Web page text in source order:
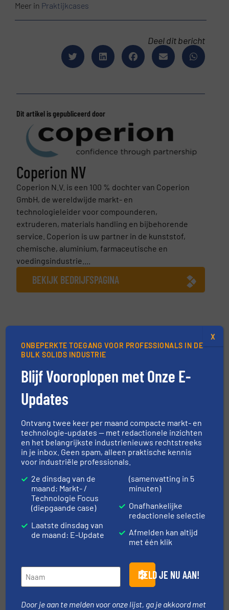
Meer in Praktijkcases
Deel dit bericht
Dit artikel is gepubliceerd door
Coperion NV
Coperion N.V. is een 100 % dochter van Coperion
GmbH, de wereldwijde markt- en
technologieleider voor compounderen,
extruderen, materials handling en bijbehorende
service. Coperion is uw partner in de kunststof,
chemische, aluminium, farmaceutische en
voedingsindustrie....
BEKIJK BEDRIJFSPAGINA
12 december 2025
Infographic: Overschakelen naar een
continu extrusieproces bij de productie van
batterijmassa’s
31 mei 2024
ZSK 18 MEGAlab-extruder
17 mei 2024
Coperion ontwikkelt ZSK FilCo-systeem
voor PCR en polymeerrecycling
3 mei 2024
Plastics Recycling: Gedaan met
onaangename geuren
Gerelateerde berichten
Innovatieve poederverwerking
voor continue farmaceutische
ONBEPERKTE TOEGANG VOOR PROFESSIONALS IN DE
BULK SOLIDS INDUSTRIE
Blijf Vooroplopen met Onze E-
Updates
Ontvang twee keer per maand compacte markt- en
technologie-updates — met redactionele inzichten
en het belangrijkste industrienieuws rechtstreeks
in je inbox. Geen spam, alleen praktische kennis
voor industriële professionals.
2e dinsdag van de
maand: Markt- /
Technologie Focus
(diepgaande case)
Laatste dinsdag van
de maand: E-Update
(samenvatting in 5
minuten)
Onafhankelijke
redactionele selectie
Afmelden kan altijd
met één klik
MELD JE NU AAN!
Door je aan te melden voor onze lijst, ga je akkoord met
X